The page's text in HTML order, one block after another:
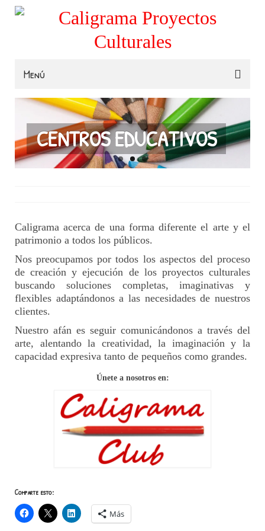
Menú
Familias
Colegios
Museos e Instituciones
CENTROS EDUCATIVOS
Caligrama acerca de una forma diferente el arte y el
patrimonio a todos los públicos.
Nos preocupamos por todos los aspectos del proceso
de creación y ejecución de los proyectos culturales
buscando soluciones completas, imaginativas y
flexibles adaptándonos a las necesidades de nuestros
clientes.
Nuestro afán es seguir comunicándonos a través del
arte, alentando la creatividad, la imaginación y la
capacidad expresiva tanto de pequeños como grandes.
Únete a nosotros en:
Comparte esto:
Más